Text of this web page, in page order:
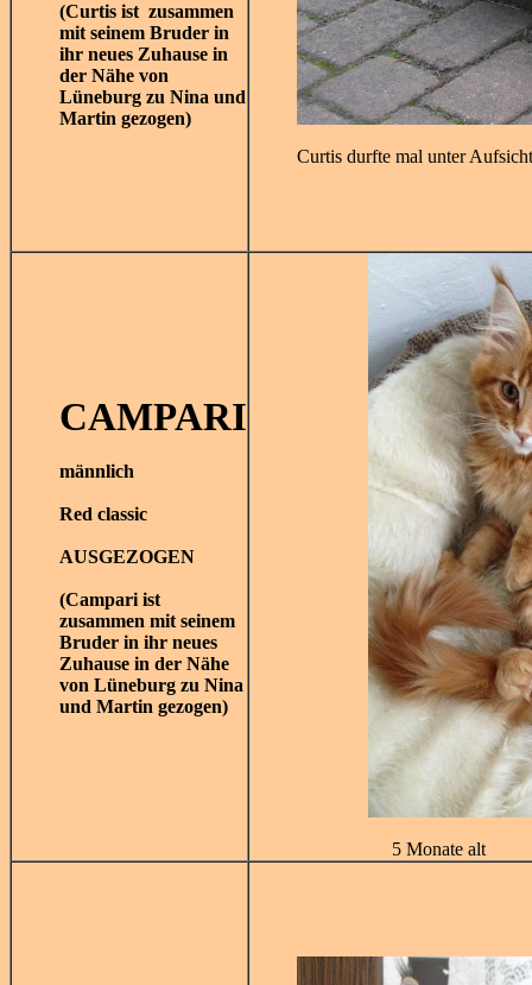
(Curtis ist zusammen
mit seinem Bruder in
ihr neues Zuhause in
der Nähe von
Lüneburg zu Nina und
Martin gezogen)
Curtis durfte mal unter
CAMPARI
männlich
Red classic
AUSGEZOGEN
(Campari ist
zusammen mit seinem
Bruder in ihr neues
Zuhause in der Nähe
von Lüneburg zu Nina
und Martin gezogen)
5 Monate alt